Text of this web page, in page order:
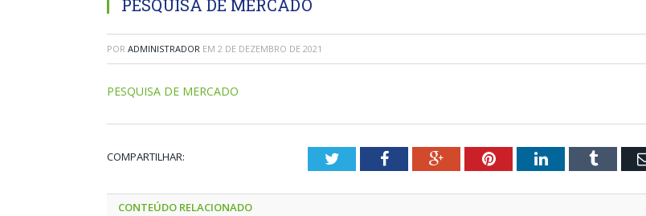
PESQUISA DE MERCADO
POR ADMINISTRADOR EM 2 DE DEZEMBRO DE 2021
PESQUISA DE MERCADO
COMPARTILHAR: TwitterFacebookGoogle+PinterestLinkedInTumblr
CONTEÚDO RELACIONADO